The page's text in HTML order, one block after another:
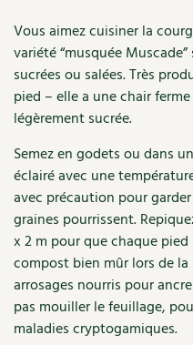
Cuisine saine
Manger bio
Cures, régimes
Dessert, Boulangerie
Techniques, conservation,
Agenda, calendrier
NOUVEAUTÉS
Feuilleter le catalogue
Le magazineLes 4 saisons
Stages
Cartes cadeau
Séjourner en Trièves
Nous contacter
Outils et ustensiles du jardin
Biodiversité
Petit élevage
Cuisine saine
Alimentation et nutrition
Recettes de printemps
Forums
Jardin bio
Cuisine saine
Soins naturels
Société et alternatives
Les 4 saisons& vous
Sainte
Marthe
Vous aimez cuisiner la
variété “musquée
sucrées ou salées. Très
pied – elle a une chair
légèrement sucrée.
Semez en godets ou dans
éclairé avec une
avec précaution pour
graines pourrissent.
x 2 m pour que chaque
compost bien mûr lors de
arrosages nourris pour
pas mouiller le feuillage,
maladies cryptogamiques.